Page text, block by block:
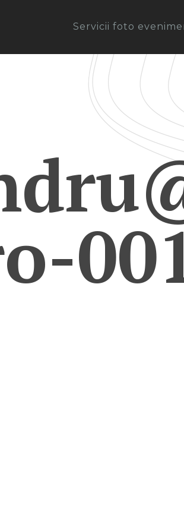
Servicii foto